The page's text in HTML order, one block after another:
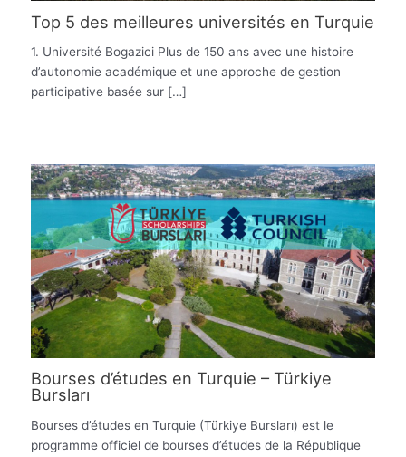
Top 5 des meilleures universités en Turquie
1. Université Bogazici Plus de 150 ans avec une histoire
d’autonomie académique et une approche de gestion
participative basée sur […]
Bourses d’études en Turquie – Türkiye
Bursları
Bourses d’études en Turquie (Türkiye Bursları) est le
programme officiel de bourses d’études de la République